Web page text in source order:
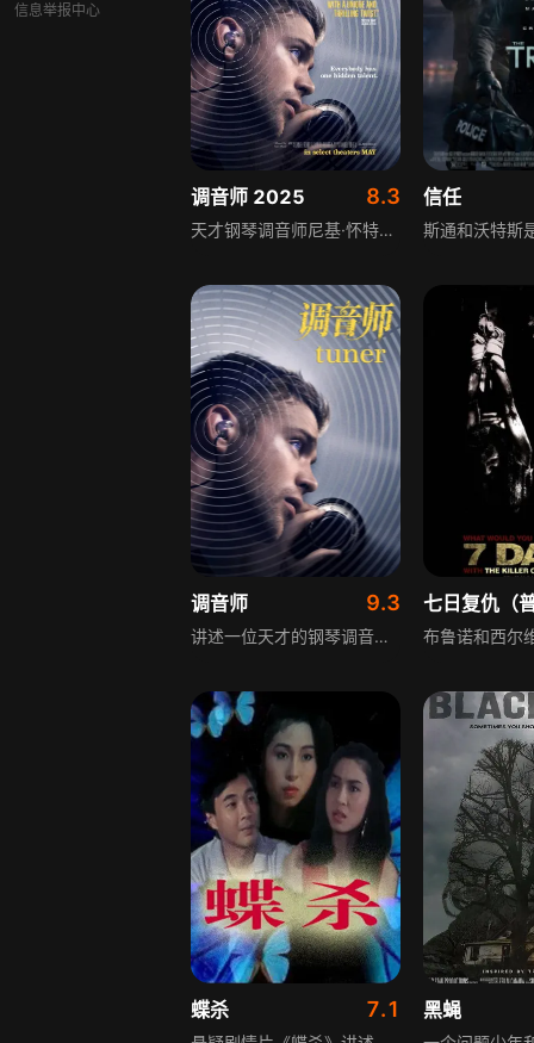
信息举报中心
调音师 2025 8.3
天才钢琴调音师尼基·怀特患有罕见的听觉过敏症，远超常人的听觉感知既是他的音乐天赋，也让他常年被周遭噪音折磨，人生困顿不前。一次偶然的机会，他意外发现自己能凭借敏锐的听觉，精准分辨锁芯转动的细微差异，仅凭声音就能破解保险箱密码。这份特殊天赋彻底改写了他的人生轨迹，他结识了深谙此道的老江湖哈里·霍洛维茨，一步步踏入高风险的盗窃世界。每一次潜入、破解、脱身都游走在危险边缘，随着行动规模不断升级，尼基的人生也在天赋与欲望的拉扯里，不断偏离原本的轨道。
信任
调音师 9.3
讲述一位天才的钢琴调音师的故事，他曾是一位极具天赋的青年音乐家，却不幸患上了严重的听觉过敏症（Hyperacusis），日常生活中任何尖锐的噪音都会让他痛苦不堪，不得不随时戴着降噪耳塞，音乐生涯也因此被迫断送。
七日复仇（
蝶杀 7.1 黑蝇